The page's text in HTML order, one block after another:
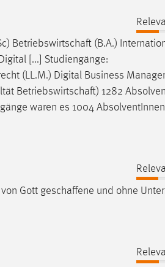
Betriebswirtschaft (B.A.)
[...] Studiengänge:
(LL.M.) Digital Business
Betriebswirtschaft) 1282
waren es 1004
Gott geschaffene und ohne